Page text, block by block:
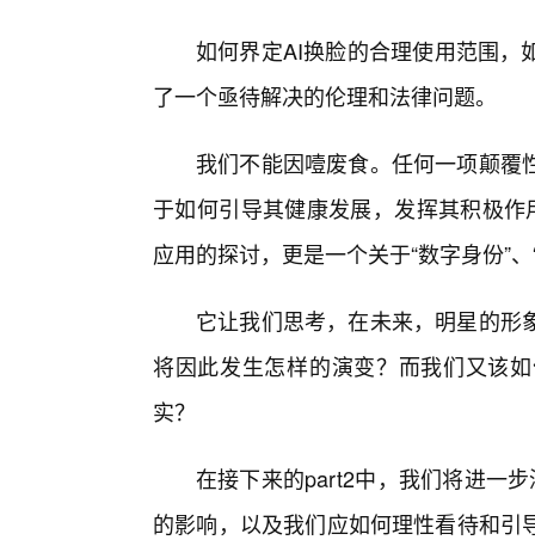
如何界定AI换脸的合理使用范围，
了一个亟待解决的伦理和法律问题。
我们不能因噎废食。任何一项颠
于如何引导其健康发展，发挥其积极
应用的探讨，更是一个关于“数字身份”
它让我们思考，在未来，明星的
将因此发生怎样的演变？而我们又该
实？
在接下来的part2中，我们将进一
的影响，以及我们应如何理性看待和